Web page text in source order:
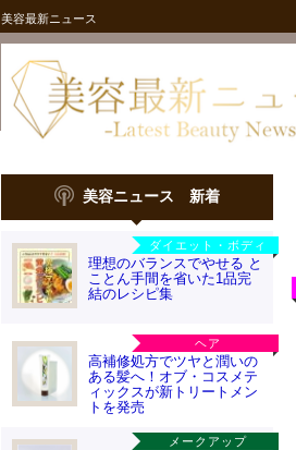
美容最新ニュース
美容ニュース 新着
ダイエット・ボディ
理想のバランスでやせる と
ことん手間を省いた1品完
結のレシピ集
ヘア
高補修処方でツヤと潤いの
ある髪へ！オブ・コスメテ
ィックスが新トリートメン
トを発売
メークアップ